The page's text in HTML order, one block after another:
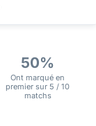
50%
Ont marqué en
premier sur 5 / 10
matchs